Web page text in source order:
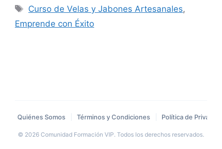
Etiquetas
Curso de Velas y Jabones Artesanales,
Emprende con Éxito
Quiénes Somos Términos y Condiciones Política de
© 2026 Comunidad Formación VIP. Todos los derechos reservados.